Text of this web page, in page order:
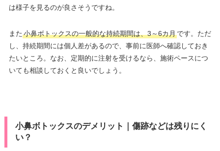
は様子を見るのが良さそうですね。
また 小鼻ボトックスの一般的な持続期間は、3～6カ月です。ただ
し、持続期間には個人差があるので、事前に医師へ確認しておき
たいところ。なお、定期的に注射を受けるなら、施術ペースにつ
いても相談しておくと良いでしょう。
小鼻ボトックスのデメリット｜傷跡などは残りにく
い？